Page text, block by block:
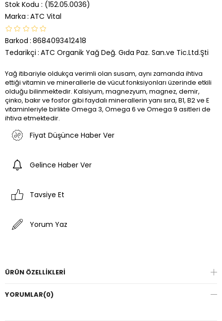
Stok Kodu
(152.05.0036)
Marka : ATC Vital
Barkod : 8684093412418
Tedarikçi : ATC Organik Yağ Değ. Gıda Paz. San.ve Tic.Ltd.Şti
Yağ itibariyle oldukça verimli olan susam, aynı zamanda ihtiva
ettiği vitamin ve minerallerle de vücut fonksiyonları üzerinde etkili
olduğu bilinmektedir. Kalsiyum, magnezyum, magnez, demir,
çinko, bakır ve fosfor gibi faydalı minerallerin yanı sıra, B1, B2 ve E
vitaminleriyle birlikte Omega 3, Omega 6 ve Omega 9 asitleri de
ihtiva etmektedir.
Fiyat Düşünce Haber Ver
Gelince Haber Ver
Tavsiye Et
Yorum Yaz
ÜRÜN ÖZELLIKLERI
YORUMLAR(0)